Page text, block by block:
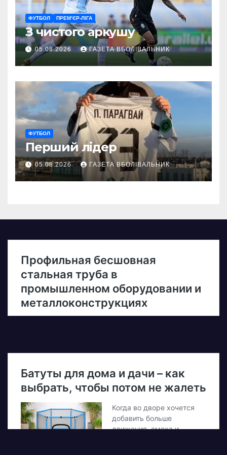
ФУТБОЛ ПРЕМ’ЄР-ЛІГА
З чистого аркушу
05.08.2026 ГАЗЕТА ВБОЛІВАЛЬНИК
ФУТБОЛ
Перший лідер
05.08.2026 ГАЗЕТА ВБОЛІВАЛЬНИК